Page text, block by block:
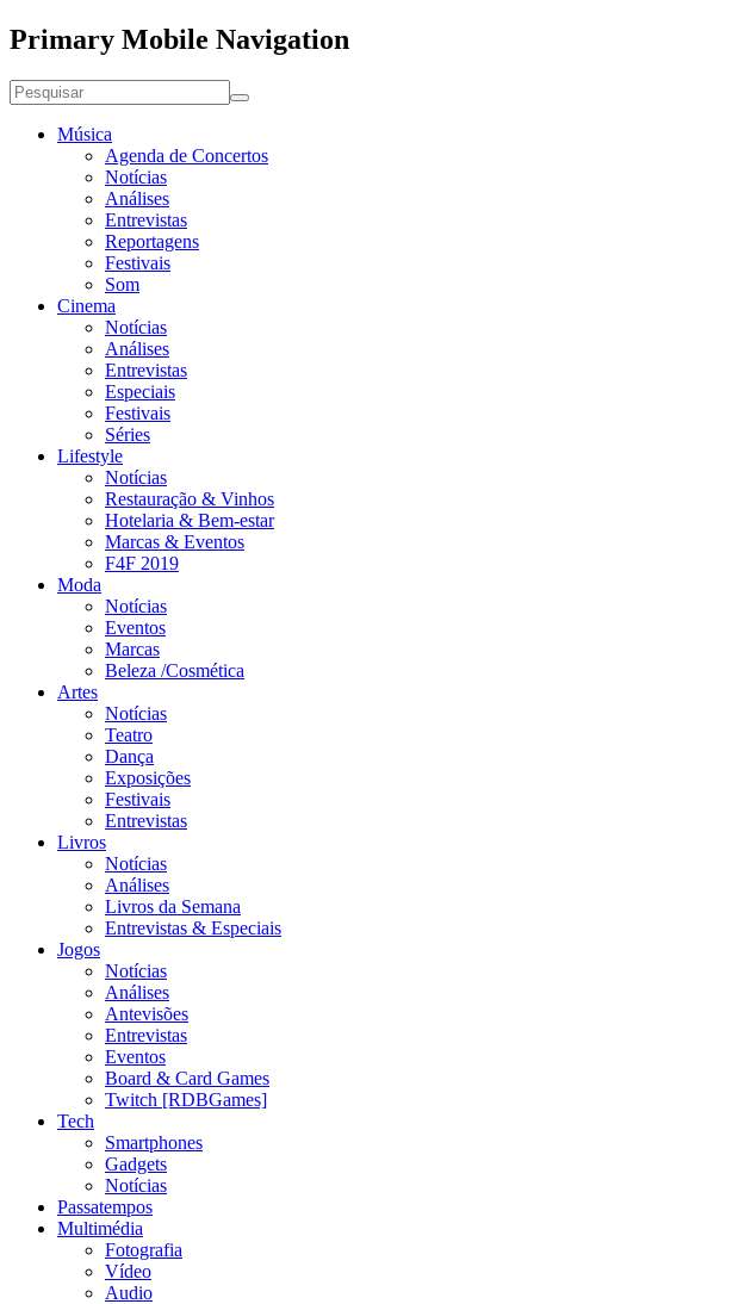
Primary Mobile Navigation
Música
Agenda de Concertos
Notícias
Análises
Entrevistas
Reportagens
Festivais
Som
Cinema
Notícias
Análises
Entrevistas
Especiais
Festivais
Séries
Lifestyle
Notícias
Restauração & Vinhos
Hotelaria & Bem-estar
Marcas & Eventos
F4F 2019
Moda
Notícias
Eventos
Marcas
Beleza /Cosmética
Artes
Notícias
Teatro
Dança
Exposições
Festivais
Entrevistas
Livros
Notícias
Análises
Livros da Semana
Entrevistas & Especiais
Jogos
Notícias
Análises
Antevisões
Entrevistas
Eventos
Board & Card Games
Twitch [RDBGames]
Tech
Smartphones
Gadgets
Notícias
Passatempos
Multimédia
Fotografia
Vídeo
Audio